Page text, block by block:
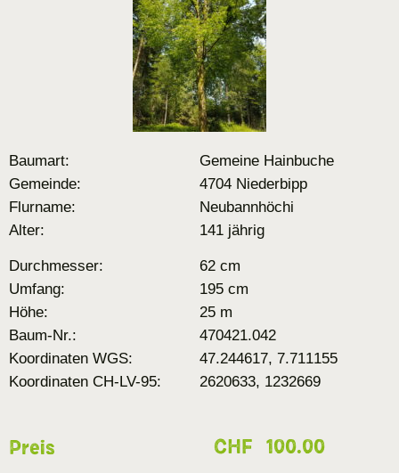
Baumart:
Gemeine Hainbuche
Gemeinde:
4704 Niederbipp
Flurname:
Neubannhöchi
Alter:
141 jährig
Durchmesser:
62 cm
Umfang:
195 cm
Höhe:
25 m
Baum-Nr.:
470421.042
Koordinaten WGS:
47.244617, 7.711155
Koordinaten CH-LV-95:
2620633, 1232669
Preis CHF 100.00